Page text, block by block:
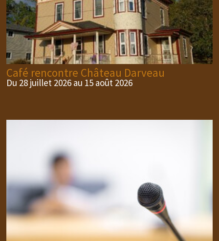
Café rencontre Château Darveau
Du 28 juillet 2026 au 15 août 2026